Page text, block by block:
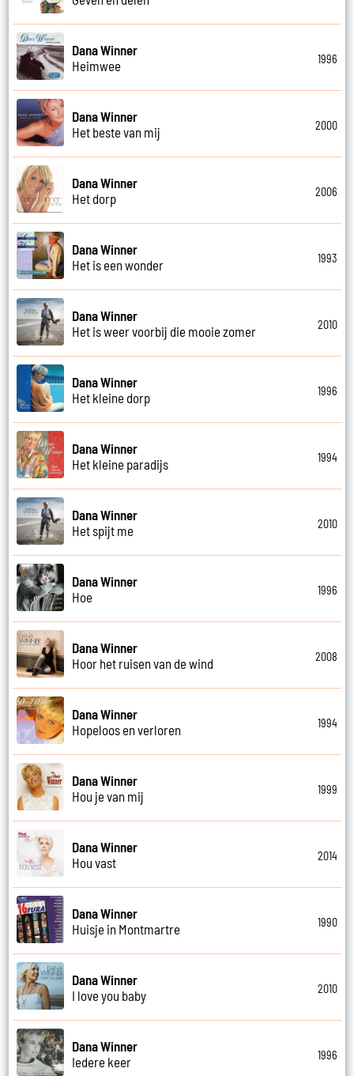
Dana Winner
Heimwee
1996
Dana Winner
Het beste van mij
2000
Dana Winner
Het dorp
2006
Dana Winner
Het is een wonder
1993
Dana Winner
Het is weer voorbij die mooie zomer
2010
Dana Winner
Het kleine dorp
1996
Dana Winner
Het kleine paradijs
1994
Dana Winner
Het spijt me
2010
Dana Winner
Hoe
1996
Dana Winner
Hoor het ruisen van de wind
2008
Dana Winner
Hopeloos en verloren
1994
Dana Winner
Hou je van mij
1999
Dana Winner
Hou vast
2014
Dana Winner
Huisje in Montmartre
1990
Dana Winner
I love you baby
2010
Dana Winner
Iedere keer
1996